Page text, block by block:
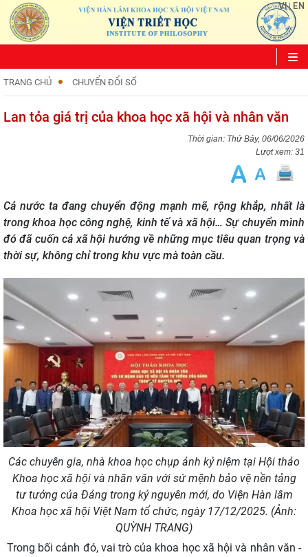
VI| EN
TRANG CHỦ CHUYỂN ĐỔI SỐ
Lan tỏa giá trị của khoa học xã hội và nhân văn
Thứ Bảy, 06/06/2026
Lượt xem: 31
Cả nước ta đang chuyển động mạnh mẽ, rộng khắp, nhất là
trong khoa học công nghệ, kinh tế và xã hội… Sự chuyển mình
đó đã cuốn cả xã hội hướng về những mục tiêu quan trọng và
thời sự, không chỉ trong khu vực mà toàn cầu.
Các chuyên gia, nhà khoa học chụp ảnh kỷ niệm tại Hội thảo
Khoa học xã hội và nhân văn với sứ mệnh bảo vệ nền tảng
tư tưởng của Đảng trong kỷ nguyên mới, do Viện Hàn lâm
Khoa học xã hội Việt Nam tổ chức, ngày 17/12/2025. (Ảnh:
QUỲNH TRANG)
Trong bối cảnh đó, vai trò của khoa học xã hội và nhân văn -